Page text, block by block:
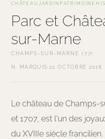
CHÂTEAU JARDIN PATRIMOINE
Parc et
sur-Marne
CHAMPS-SUR-MARNE (77)
N. MARQUIS· 22 OCTOBRE 2018
Le château de Champs-
et 1707, est l'un des
du XVIIIe siècle